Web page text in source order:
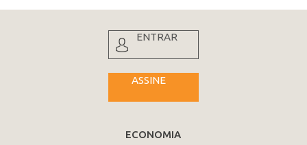
ENTRAR
ASSINE
ECONOMIA